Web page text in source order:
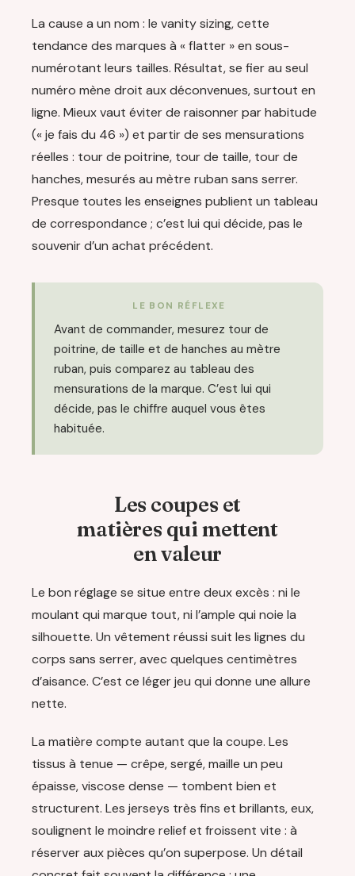
La cause a un nom : le vanity sizing, cette
tendance des marques à « flatter » en sous-
numérotant leurs tailles. Résultat, se fier au seul
numéro mène droit aux déconvenues, surtout en
ligne. Mieux vaut éviter de raisonner par habitude
(« je fais du 46 ») et partir de ses mensurations
réelles : tour de poitrine, tour de taille, tour de
hanches, mesurés au mètre ruban sans serrer.
Presque toutes les enseignes publient un tableau
de correspondance ; c’est lui qui décide, pas le
souvenir d’un achat précédent.
LE BON RÉFLEXE
Avant de commander, mesurez tour de
poitrine, de taille et de hanches au mètre
ruban, puis comparez au tableau des
mensurations de la marque. C’est lui qui
décide, pas le chiffre auquel vous êtes
habituée.
Les coupes et
matières qui mettent
en valeur
Le bon réglage se situe entre deux excès : ni le
moulant qui marque tout, ni l’ample qui noie la
silhouette. Un vêtement réussi suit les lignes du
corps sans serrer, avec quelques centimètres
d’aisance. C’est ce léger jeu qui donne une allure
nette.
La matière compte autant que la coupe. Les
tissus à tenue — crêpe, sergé, maille un peu
épaisse, viscose dense — tombent bien et
structurent. Les jerseys très fins et brillants, eux,
soulignent le moindre relief et froissent vite : à
réserver aux pièces qu’on superpose. Un détail